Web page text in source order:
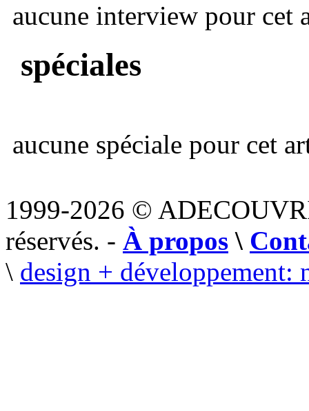
aucune interview pour cet
spéciales
aucune spéciale pour cet
1999-2026 ©
réservés. - À propos \
\ design + développement: